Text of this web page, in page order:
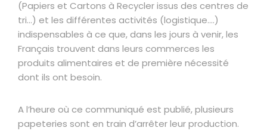
(Papiers et Cartons à Recycler issus des centres de
tri…) et les différentes activités (logistique….)
indispensables à ce que, dans les jours à venir, les
Français trouvent dans leurs commerces les
produits alimentaires et de première nécessité
dont ils ont besoin.
A l’heure où ce communiqué est publié, plusieurs
papeteries sont en train d’arrêter leur production.